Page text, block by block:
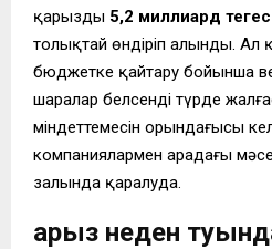
қарыздың 5,2 миллиард
толықтай өндіріп алынды. Ал
бюджетке қайтару бойынша
шаралар белсенді түрде
міндеттемесін орындағысы
компаниялармен арадағы
залында қаралуда.
Қарыз неден